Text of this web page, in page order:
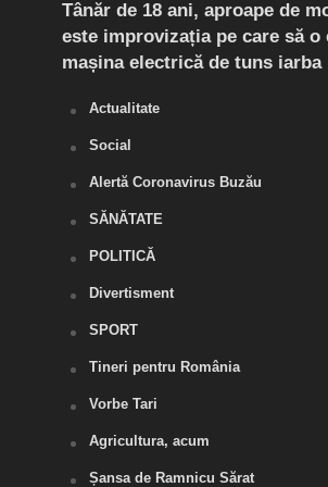
Tânăr de 18 ani, aproape de
este improvizația pe care să o
mașina electrică de tuns iarba
Actualitate
Social
Alertă Coronavirus Buzău
SĂNĂTATE
POLITICĂ
Divertisment
SPORT
Tineri pentru România
Vorbe Tari
Agricultura, acum
Șansa de Ramnicu Sărat